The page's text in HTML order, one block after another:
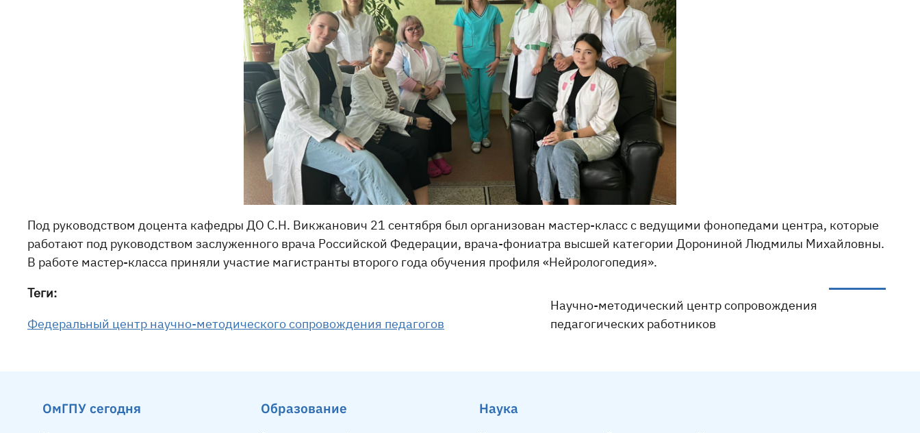
Под руководством доцента кафедры ДО С.Н. Викжанович 21 сентября был организован мастер-класс с ведущими фонопедами центра, которые
работают под руководством заслуженного врача Российской Федерации, врача-фониатра высшей категории Дорониной Людмилы Михайловны.
В работе мастер-класса приняли участие магистранты второго года обучения профиля «Нейрологопедия».
Научно-методический центр сопровождения
педагогических работников
Теги:
Федеральный центр научно-методического сопровождения педагогов
ОмГПУ сегодня Образование Наука